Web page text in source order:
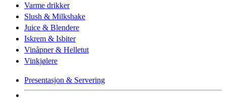
Varme drikker
Slush & Milkshake
Juice & Blendere
Iskrem & Isbiter
Vinåpner & Helletut
Vinkjølere
Presentasjon & Servering